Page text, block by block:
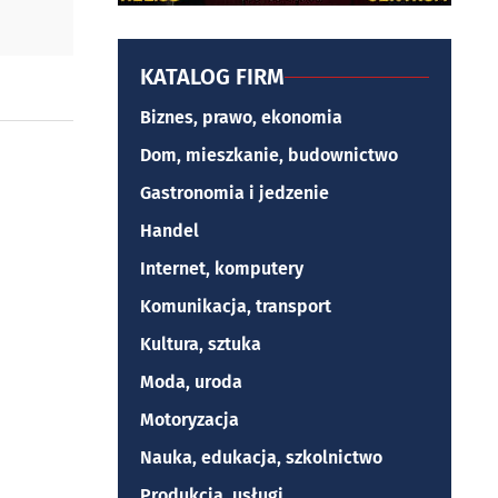
KATALOG FIRM
Biznes, prawo, ekonomia
Dom, mieszkanie, budownictwo
Gastronomia i jedzenie
Handel
Internet, komputery
Komunikacja, transport
Kultura, sztuka
Moda, uroda
Motoryzacja
Nauka, edukacja, szkolnictwo